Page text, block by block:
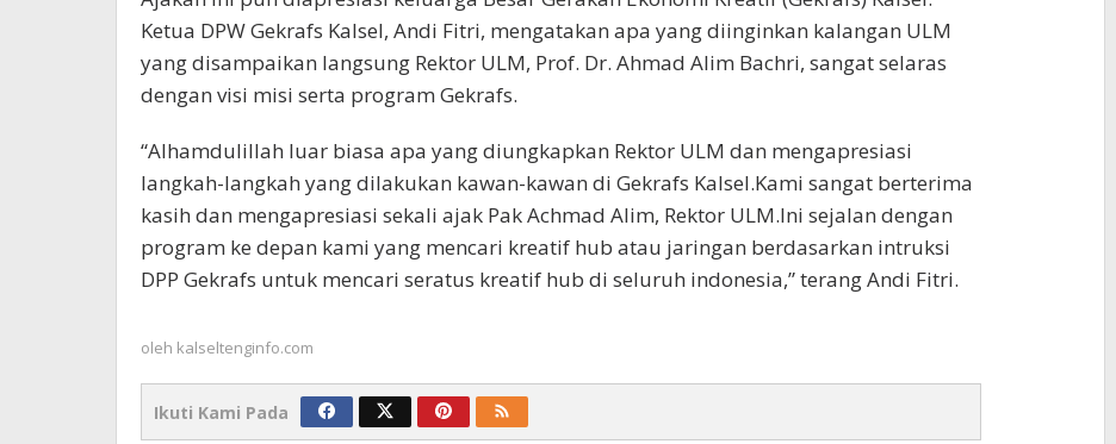
Ketua DPW Gekrafs Kalsel, Andi Fitri, mengatakan apa yang diinginkan kalangan ULM
yang disampaikan langsung Rektor ULM, Prof. Dr. Ahmad Alim Bachri, sangat selaras
dengan visi misi serta program Gekrafs.
“Alhamdulillah luar biasa apa yang diungkapkan Rektor ULM dan mengapresiasi
langkah-langkah yang dilakukan kawan-kawan di Gekrafs Kalsel.Kami sangat berterima
kasih dan mengapresiasi sekali ajak Pak Achmad Alim, Rektor ULM.Ini sejalan dengan
program ke depan kami yang mencari kreatif hub atau jaringan berdasarkan intruksi
DPP Gekrafs untuk mencari seratus kreatif hub di seluruh indonesia,” terang Andi Fitri.
oleh kalseltenginfo.com
Ikuti Kami Pada